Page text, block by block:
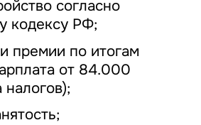
согласно
кодексу РФ;
премии по итогам
от 84.000